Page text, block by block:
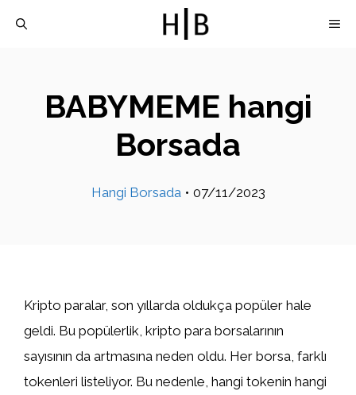
BABYMEME hangi
Borsada
Hangi Borsada • 07/11/2023
Kripto paralar, son yıllarda oldukça popüler hale
geldi. Bu popülerlik, kripto para borsalarının
sayısının da artmasına neden oldu. Her borsa, farklı
tokenleri listeliyor. Bu nedenle, hangi tokenin hangi